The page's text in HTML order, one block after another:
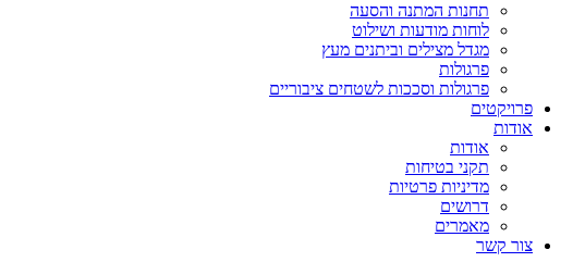
תחנות המתנה והסעה
לוחות מודעות ושילוט
מגדל מצילים וביתנים מעץ
פרגולות
פרגולות וסככות לשטחים ציבוריים
פרויקטים
אודות
אודות
תקני בטיחות
מדיניות פרטיות
דרושים
מאמרים
צור קשר